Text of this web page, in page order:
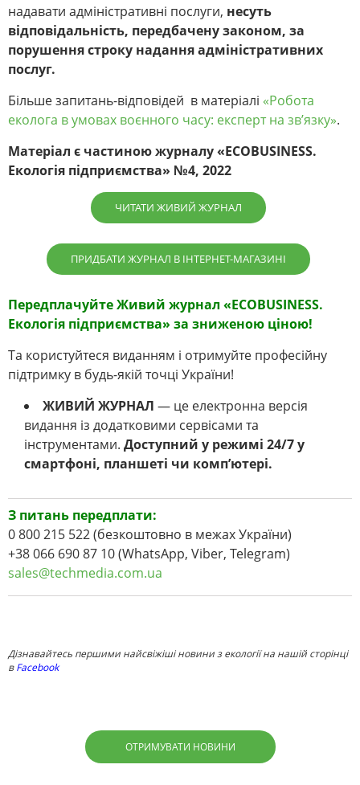
надавати адміністративні послуги, несуть
відповідальність, передбачену законом, за
порушення строку надання адміністративних
послуг.
Більше запитань-відповідей в матеріалі «Робота
еколога в умовах воєнного часу: експерт на зв’язку».
Матеріал є частиною журналу «ECOBUSINESS.
Екологія підприємства» №4, 2022
ЧИТАТИ ЖИВИЙ ЖУРНАЛ
ПРИДБАТИ ЖУРНАЛ В ІНТЕРНЕТ-МАГАЗИНІ
ПередплачуйтеЖивий журнал «ECOBUSINESS.
Екологія підприємства» за зниженою ціною!
Та користуйтеся виданням і отримуйте професійну
підтримку в будь-якій точці України!
ЖИВИЙ ЖУРНАЛ — це електронна версія
видання із додатковими сервісами та
інструментами. Доступний у режимі 24/7 у
смартфоні, планшеті чи комп’ютері.
З питань передплати:
0 800 215 522 (безкоштовно в межах України)
+38 066 690 87 10 (WhatsApp, Viber, Telegram)
sales@techmedia.com.ua
Дізнавайтесь першими найсвіжіші новини з екології на нашій сторінці
вFacebook
ОТРИМУВАТИ НОВИНИ